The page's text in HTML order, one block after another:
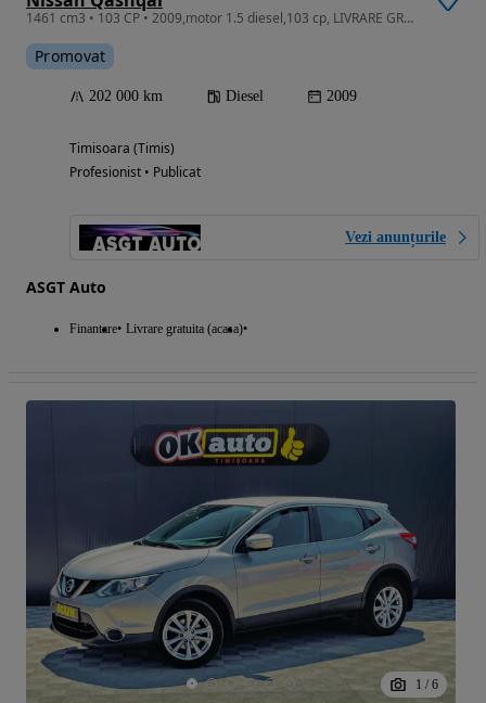
1461 cm3 • 103 CP • 2009,motor 1.5 diesel,103 cp, LIVRARE GRATUITA, GARANTIE
Promovat
202 000 km Diesel 2009
Timisoara (Timis)
Profesionist • Publicat
Vezi anunțurile
ASGT Auto
Finantare Livrare gratuita (acasa)
1 / 6